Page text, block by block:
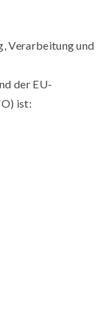
Verarbeitung und
der EU-
ist: